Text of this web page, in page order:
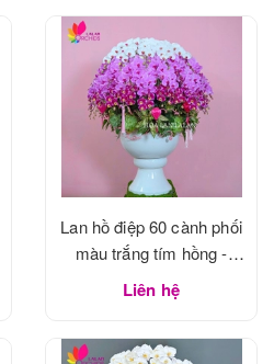
Lan hồ điệp 60 cành phối
màu trắng tím hồng -
LHD1183
Liên hệ